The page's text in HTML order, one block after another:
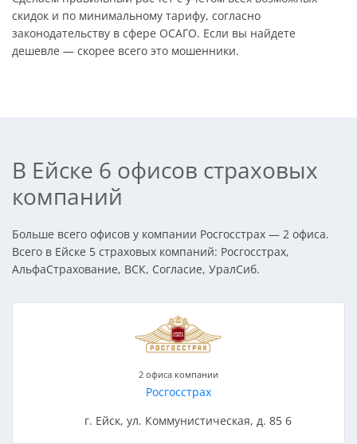
скидок и по минимальному тарифу, согласно
законодательству в сфере ОСАГО. Если вы найдете
дешевле — скорее всего это мошенники.
В Ейске 6 офисов страховых
компаний
Больше всего офисов у компании Росгосстрах — 2 офиса.
Всего в Ейске 5 страховых компаний: Росгосстрах,
АльфаСтрахование, ВСК, Согласие, УралСиб.
2 офиса компании
Росгосстрах
г. Ейск, ул. Коммунистическая, д. 85 6